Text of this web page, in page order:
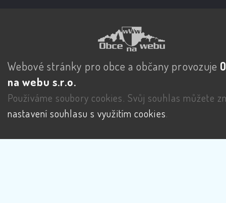
Webové stránky pro obce a občany provozuje
na webu s.r.o.
Používáme soubory cookies. Svůj souhlas můžete
nastavení souhlasu s využitím cookies.